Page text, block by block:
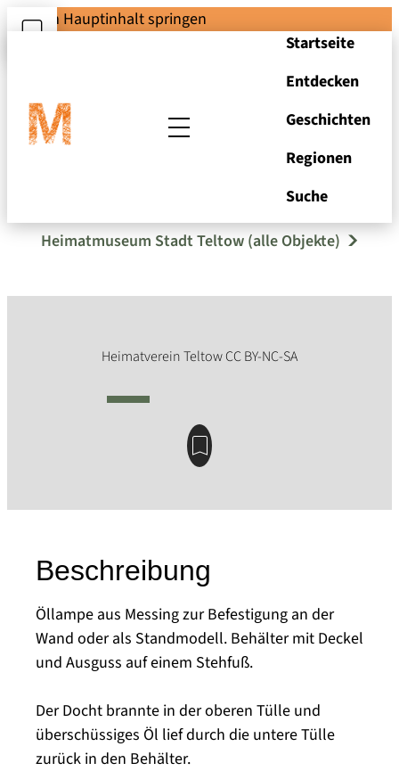
Zum Hauptinhalt springen
Startseite
Entdecken
Geschichten
Regionen
Suche
Öllampe mit Ausguss
Heimatmuseum Stadt Teltow (alle Objekte)
Beschreibung
Öllampe aus Messing zur Befestigung an der
Wand oder als Standmodell. Behälter mit Deckel
und Ausguss auf einem Stehfuß.
Der Docht brannte in der oberen Tülle und
überschüssiges Öl lief durch die untere Tülle
zurück in den Behälter.